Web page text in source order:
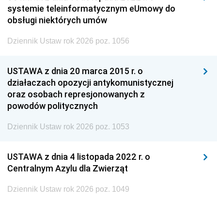
systemie teleinformatycznym eUmowy do
obsługi niektórych umów
Dziennik Ustaw rok 2026 poz. 1056
USTAWA z dnia 20 marca 2015 r. o
działaczach opozycji antykomunistycznej
oraz osobach represjonowanych z
powodów politycznych
Dziennik Ustaw rok 2026 poz. 1053
USTAWA z dnia 4 listopada 2022 r. o
Centralnym Azylu dla Zwierząt
Dziennik Ustaw rok 2026 poz. 1049